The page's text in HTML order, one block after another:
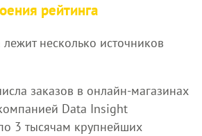
рейтинга
несколько источников
заказов в онлайн-магазинах
Data Insight
3 тысячам крупнейших